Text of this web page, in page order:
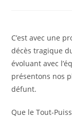
C’est avec une
décès tragique
évoluant avec
présentons nos
défunt.
Que le Tout-